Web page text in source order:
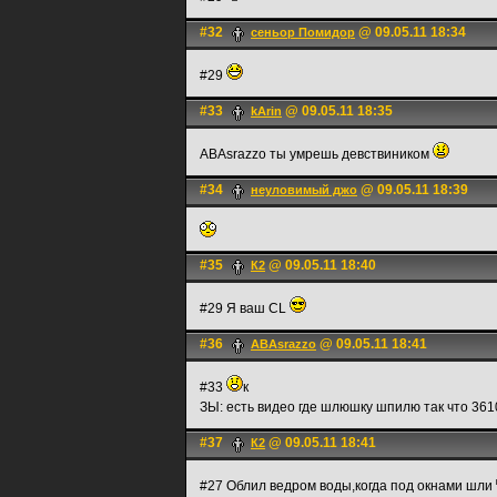
#32 сеньoр Помидор @ 09.05.11 18:34
#29
#33 kArin @ 09.05.11 18:35
ABAsrazzo ты умрешь девствиником
#34 неуловимый джо @ 09.05.11 18:39
#35 К2 @ 09.05.11 18:40
#29 Я ваш CL
#36 ABAsrazzo @ 09.05.11 18:41
#33
к
ЗЫ: есть видео где шлюшку шпилю так что
#37 К2 @ 09.05.11 18:41
#27 Облил ведром воды,когда под окнами шли